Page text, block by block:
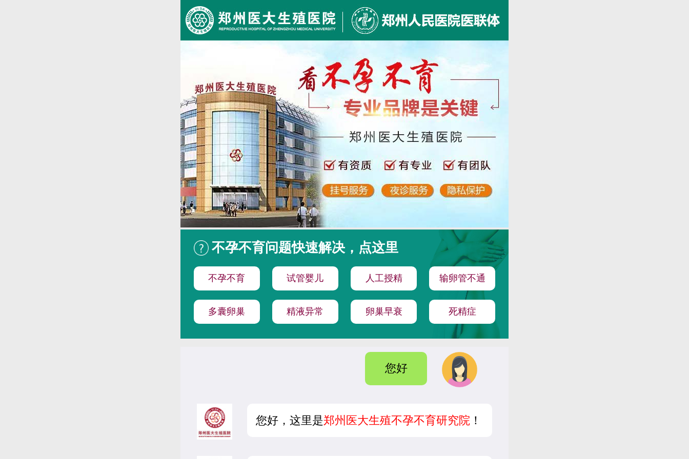
不孕不育问题快速解决，点这里
不孕不育 试管婴儿 人工授精 输卵管不通
多囊卵巢 精液异常 卵巢早衰 死精症
您好
您好，这里是郑州医大生殖不孕不育研究院 ！